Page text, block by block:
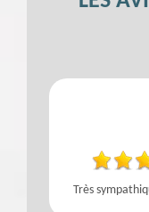
Très